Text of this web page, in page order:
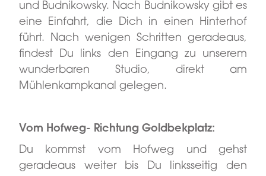
und Budnikowsky. Nach Budnikowsky gibt es
eine Einfahrt, die Dich in einen Hinterhof
führt. Nach wenigen Schritten geradeaus,
findest Du links den Eingang zu unserem
wunderbaren Studio, direkt am
Mühlenkampkanal gelegen.
Vom Hofweg- Richtung Goldbekplatz:
Du kommst vom Hofweg und gehst
geradeaus weiter bis Du linksseitig den